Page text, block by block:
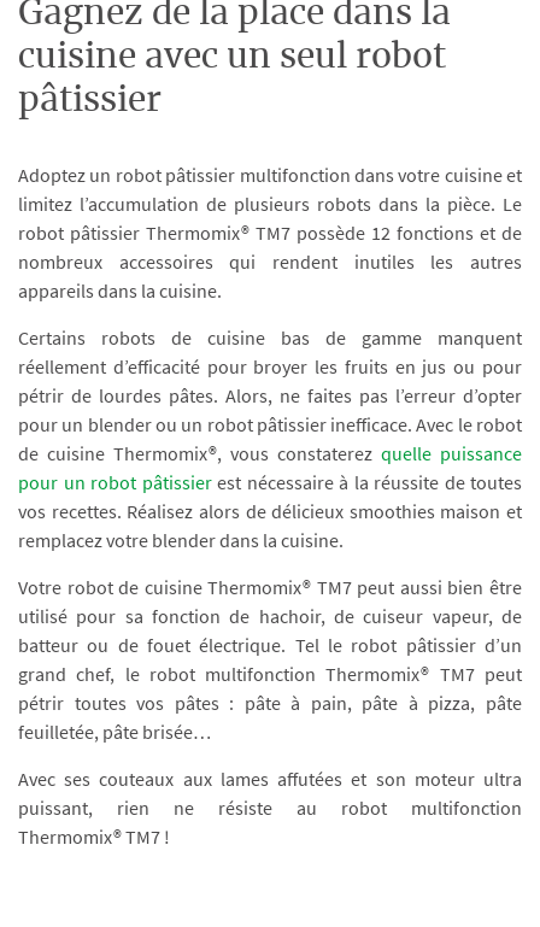
Gagnez de la place dans la
cuisine avec un seul robot
pâtissier
Adoptez un robot pâtissier multifonction dans votre cuisine et
limitez l’accumulation de plusieurs robots dans la pièce. Le
robot pâtissier Thermomix® TM7 possède 12 fonctions et de
nombreux accessoires qui rendent inutiles les autres
appareils dans la cuisine.
Certains robots de cuisine bas de gamme manquent
réellement d’efficacité pour broyer les fruits en jus ou pour
pétrir de lourdes pâtes. Alors, ne faites pas l’erreur d’opter
pour un blender ou un robot pâtissier inefficace. Avec le robot
de cuisine Thermomix®, vous constaterez quelle puissance
pour un robot pâtissierest nécessaire à la réussite de toutes
vos recettes. Réalisez alors de délicieux smoothies maison et
remplacez votre blender dans la cuisine.
Votre robot de cuisine Thermomix® TM7 peut aussi bien être
utilisé pour sa fonction de hachoir, de cuiseur vapeur, de
batteur ou de fouet électrique. Tel le robot pâtissier d’un
grand chef, le robot multifonction Thermomix® TM7 peut
pétrir toutes vos pâtes : pâte à pain, pâte à pizza, pâte
feuilletée, pâte brisée…
Avec ses couteaux aux lames affutées et son moteur ultra
puissant, rien ne résiste au robot multifonction
Thermomix® TM7 !